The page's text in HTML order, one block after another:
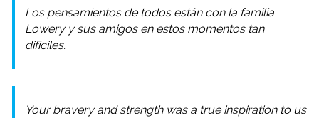
Los pensamientos de todos están con la familia
Lowery y sus amigos en estos momentos tan
difíciles.
Your bravery and strength was a true inspiration to us